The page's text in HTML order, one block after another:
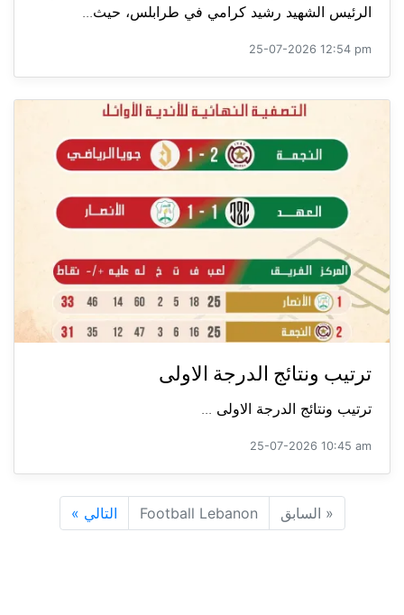
الرئيس الشهيد رشيد كرامي في طرابلس، حيث...
25-07-2026 12:54 pm
ترتيب ونتائج الدرجة الاولى
ترتيب ونتائج الدرجة الاولى ...
25-07-2026 10:45 am
« السابق Football Lebanon التالي »